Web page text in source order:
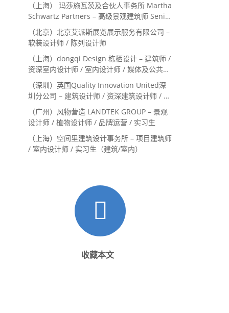
（上海） 玛莎施瓦茨及合伙人事务所 Martha
Schwartz Partners – 高级景观建筑师 Senior
Landscape Designer / 景观建筑师
Landscape Designer
（北京）北京艾派斯展览展示服务有限公司 –
软装设计师 / 陈列设计师
（上海）dongqi Design 栋栖设计 – 建筑师 /
资深室内设计师 / 室内设计师 / 媒体及公共关
系主管 / 设计实习生（常年招聘）
（深圳）英国Quality Innovation United深
圳分公司 – 建筑设计师 / 资深建筑设计师 / 室
内设计师 / 设计实习生
（广州）风物营造 LANDTEK GROUP – 景观
设计师 / 植物设计师 / 品牌运营 / 实习生
（上海）空间里建筑设计事务所 – 项目建筑师
/ 室内设计师 / 实习生（建筑/室内）
收藏本文